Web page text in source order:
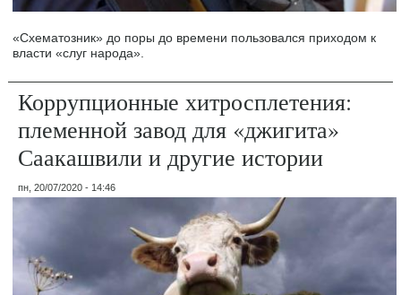
«Схематозник» до поры до времени пользовался приходом к
власти «слуг народа».
Коррупционные хитросплетения:
племенной завод для «джигита»
Саакашвили и другие истории
пн, 20/07/2020 - 14:46